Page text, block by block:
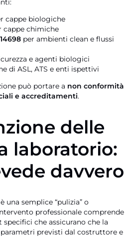
cappe biologiche
cappe chimiche
per ambienti clean e flussi
e agenti biologici
di ASL, ATS e enti ispettivi
può portare a non conformità
e accreditamenti.
delle
laboratorio:
davvero
una semplice “pulizia” o
professionale comprende
che assicurano che la
previsti dal costruttore e